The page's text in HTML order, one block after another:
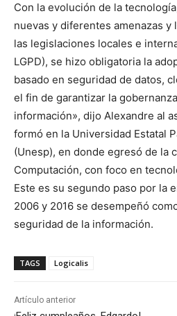
Con la evolución de la
nuevas y diferentes amenazas y
las legislaciones locales e
LGPD), se hizo obligatoria la
basado en seguridad de datos,
el fin de garantizar la
información», dijo Alexandre al
formó en la Universidad Estatal
(Unesp), en donde egresó de la
Computación, con foco en
Este es su segundo paso por la
2006 y 2016 se desempeñó
seguridad de la información.
TAGS Logicalis
Artículo anterior